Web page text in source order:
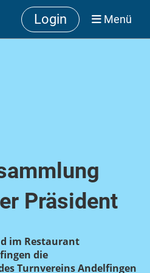
Login Menü
Präsident
im Restaurant
die
Turnvereins Andelfingen